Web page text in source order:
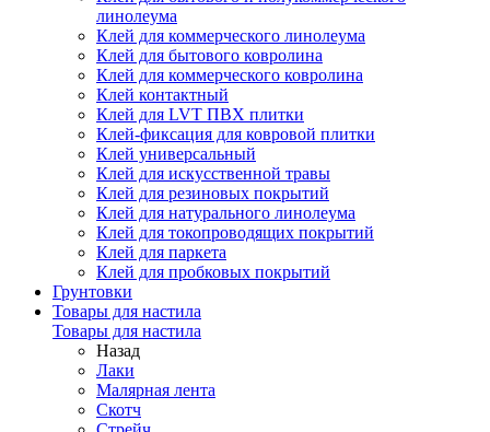
линолеума
Клей для коммерческого линолеума
Клей для бытового ковролина
Клей для коммерческого ковролина
Клей контактный
Клей для LVT ПВХ плитки
Клей-фиксация для ковровой плитки
Клей универсальный
Клей для искусственной травы
Клей для резиновых покрытий
Клей для натурального линолеума
Клей для токопроводящих покрытий
Клей для паркета
Клей для пробковых покрытий
Грунтовки
Товары для настила
Товары для настила
Назад
Лаки
Малярная лента
Скотч